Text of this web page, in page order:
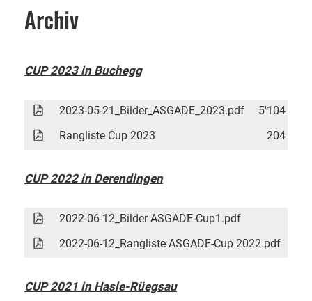
Archiv
CUP 2023 in Buchegg
2023-05-21_Bilder_ASGADE_2023.pdf
5'104 KB
Rangliste Cup 2023
204 KB
CUP 2022 in Derendingen
2022-06-12_Bilder ASGADE-Cup1.pdf
2022-06-12_Rangliste ASGADE-Cup 2022.pdf
CUP 2021 in Hasle-Rüegsau